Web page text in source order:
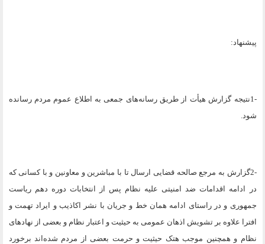
پیشنهاد:
1-نتیجه گزارش هیأت از طریق رسانه‌های جمعی به اطلاع عموم مردم رسانده
شود.
2-گزارش به مرجع صالحه قضایی ارسال تا با مباشرین و معاونین و با کسانی که
در ادامه اقدامات ضد امنیتی علیه نظام پس از انتخابات دوره دهم ریاست
جمهوری و در راستای ادامه همان خط و جریان با نشر اکاذیب و ایراد تهمت و
افترا علاوه بر تشویش اذهان عمومی به حیثیت و اعتبار نظام و بعضی از نهادهای
نظام و همچنین موجب هتک حیثیت و حرمت بعضی از مردم شده‌اند برخورد